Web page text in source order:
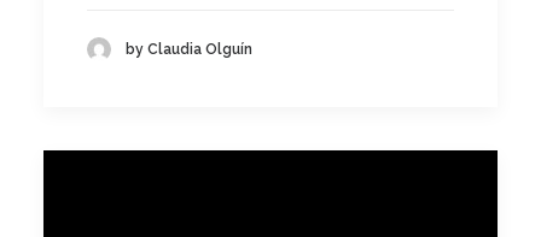
by Claudia Olguín